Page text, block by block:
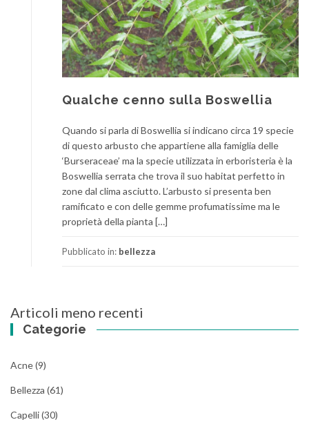
Qualche cenno sulla Boswellia
Quando si parla di Boswellia si indicano circa 19 specie
di questo arbusto che appartiene alla famiglia delle
‘Burseraceae’ ma la specie utilizzata in erboristeria è la
Boswellia serrata che trova il suo habitat perfetto in
zone dal clima asciutto. L’arbusto si presenta ben
ramificato e con delle gemme profumatissime ma le
proprietà della pianta […]
Pubblicato in: bellezza
Navigazione
articoli
Articoli meno recenti
Categorie
Acne(9)
Bellezza (61)
Capelli(30)